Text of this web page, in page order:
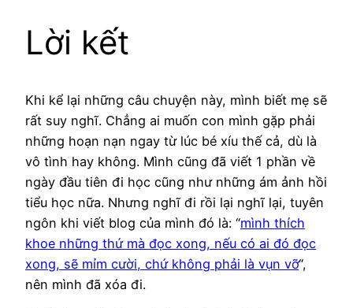
Lời kết
Khi kể lại những câu chuyện này, mình biết mẹ sẽ
rất suy nghĩ. Chẳng ai muốn con mình gặp phải
những hoạn nạn ngay từ lúc bé xíu thế cả, dù là
vô tình hay không. Mình cũng đã viết 1 phần về
ngày đầu tiên đi học cũng như những ám ảnh hồi
tiểu học nữa. Nhưng nghĩ đi rồi lại nghĩ lại, tuyên
ngôn khi viết blog của mình đó là: “mình thích
khoe những thứ mà đọc xong, nếu có ai đó đọc
xong, sẽ mỉm cười, chứ không phải là vụn vỡ“,
nên mình đã xóa đi.